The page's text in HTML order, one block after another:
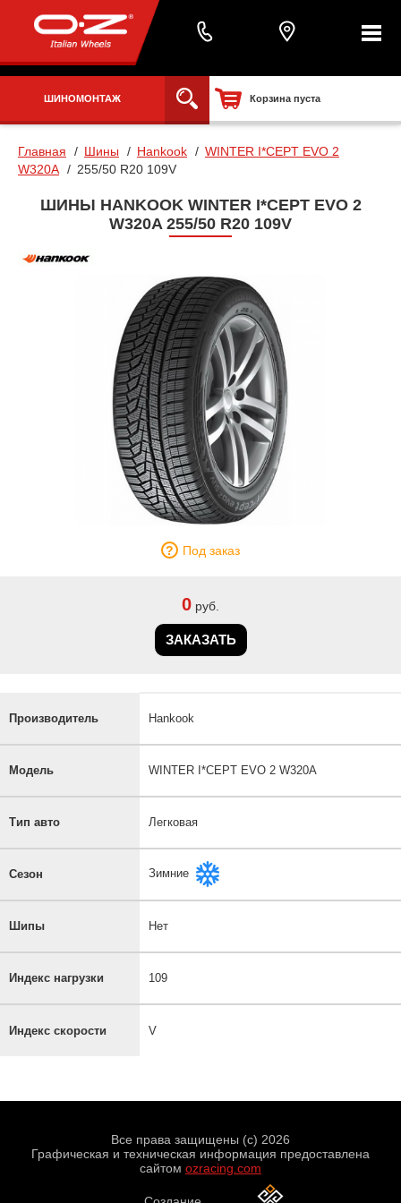
ШИНОМОНТАЖ Корзина пуста
Главная Шины Hankook
WINTER I*CEPT EVO 2
W320A
255/50 R20 109V
ШИНЫ HANKOOK WINTER I*CEPT EVO 2
W320A 255/50 R20 109V
Под заказ
0 руб.
ЗАКАЗАТЬ
Производитель Hankook
Модель WINTER I*CEPT EVO 2 W320A
Тип авто Легковая
Сезон Зимние
Шипы Нет
Индекс нагрузки 109
Индекс скорости V
Все права защищены (с) 2026
Графическая и техническая информация предоставлена
сайтом ozracing.com